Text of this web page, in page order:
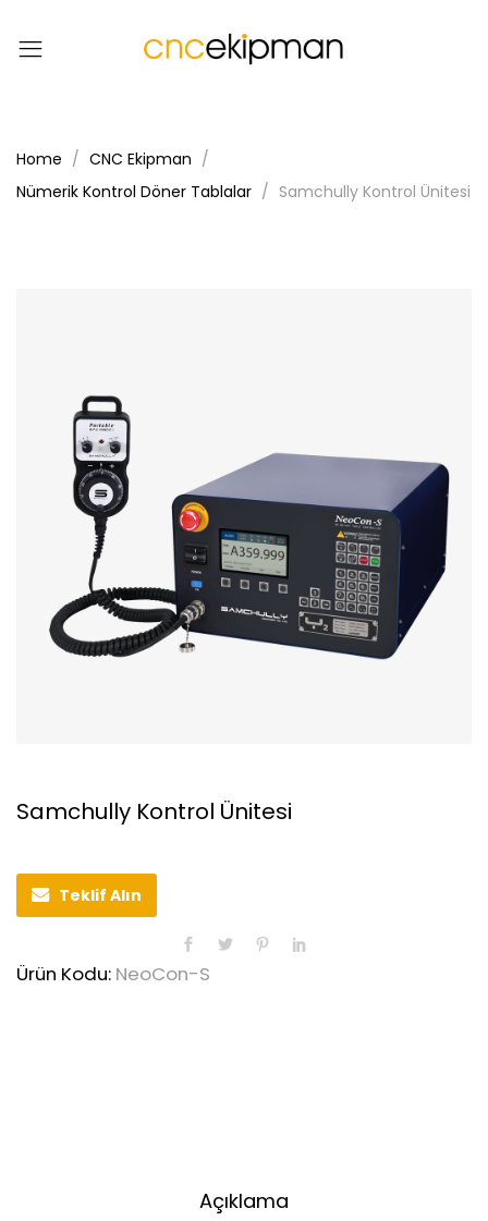
Home
CNC Ekipman
Nümerik Kontrol Döner Tablalar
Samchully Kontrol Ünitesi
Samchully Kontrol Ünitesi
Teklif Alın
Ürün Kodu: NeoCon-S
Açıklama